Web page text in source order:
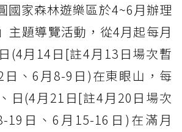
國家森林遊樂區於4~6月辦理
主題導覽活動，從4月起每月
(4月14日[註4月13日場次暫
、6月8-9日)在東眼山，每
日(4月21日[註4月20日場次
19日、6月15-16日)在滿月